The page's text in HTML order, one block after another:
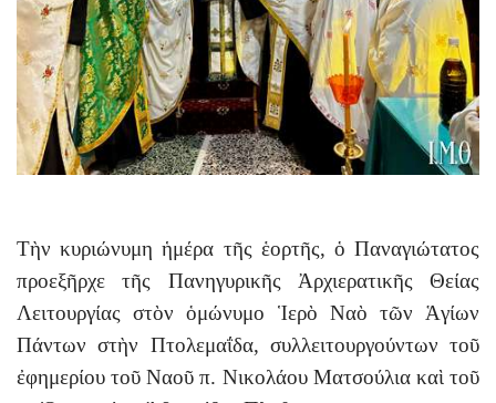
Τὴν κυριώνυμη ἡμέρα τῆς ἑορτῆς, ὁ Παναγιώτατος
προεξῆρχε τῆς Πανηγυρικῆς Ἀρχιερατικῆς Θείας
Λειτουργίας στὸν ὁμώνυμο Ἱερὸ Ναὸ τῶν Ἁγίων
Πάντων στὴν Πτολεμαΐδα, συλλειτουργούντων τοῦ
ἐφημερίου τοῦ Ναοῦ π. Νικολάου Ματσούλια καὶ τοῦ